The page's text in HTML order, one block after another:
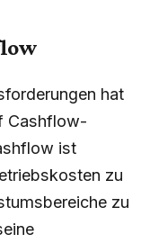
hat
Cashflow-
ist
zu
zu